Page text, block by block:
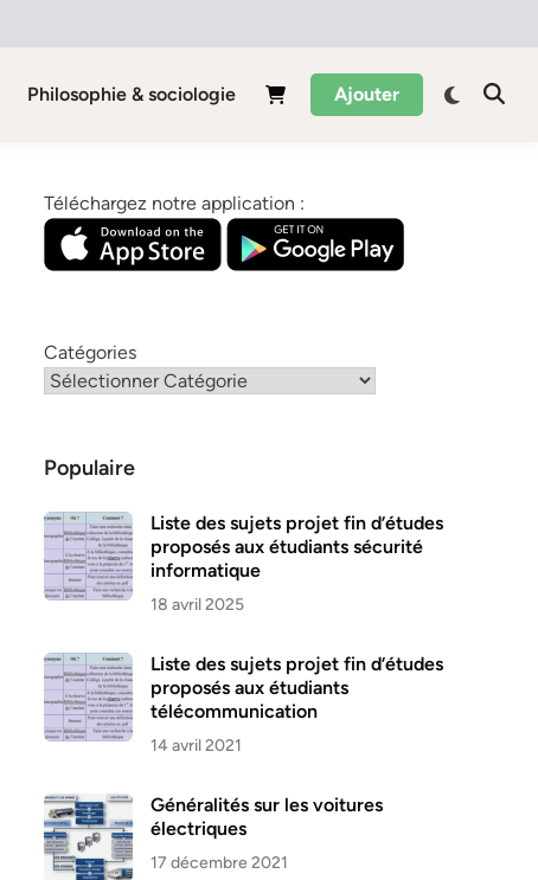
Philosophie & sociologie Ajouter
Téléchargez notre application :
Catégories
Populaire
Liste des sujets projet fin d’études
proposés aux étudiants sécurité
informatique
18 avril 2025
Liste des sujets projet fin d’études
proposés aux étudiants
télécommunication
14 avril 2021
Généralités sur les voitures
électriques
17 décembre 2021